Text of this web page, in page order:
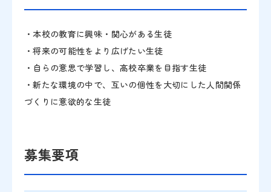
・本校の教育に興味・関心がある生徒
・将来の可能性をより広げたい生徒
・自らの意思で学習し、高校卒業を目指す生徒
・新たな環境の中で、互いの個性を大切にした人間関係
づくりに意欲的な生徒
募集要項